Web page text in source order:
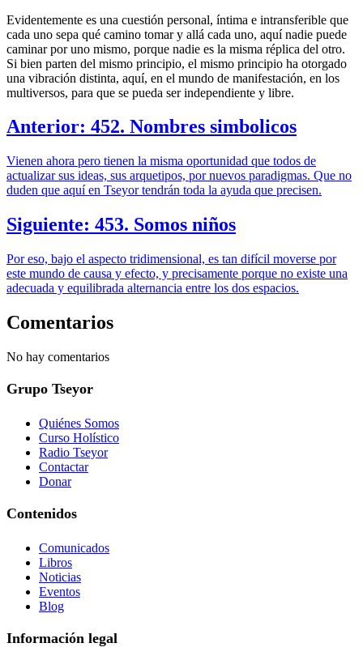
Evidentemente es una cuestión personal, íntima e intransferible que
cada uno sepa qué camino tomar y allá cada uno, aquí nadie puede
caminar por uno mismo, porque nadie es la misma réplica del otro.
Si bien parten del mismo principio, el mismo principio ha otorgado
una vibración distinta, aquí, en el mundo de manifestación, en los
multiversos, para que se pueda ser independiente y libre.
Anterior: 452. Nombres simbolicos
Vienen ahora pero tienen la misma oportunidad que todos de
actualizar sus ideas, sus arquetipos, por nuevos paradigmas. Que no
duden que aquí en Tseyor tendrán toda la ayuda que precisen.
Siguiente: 453. Somos niños
Por eso, bajo el aspecto tridimensional, es tan difícil moverse por
este mundo de causa y efecto, y precisamente porque no existe una
adecuada y equilibrada alternancia entre los dos espacios.
Comentarios
No hay comentarios
Grupo Tseyor
Quiénes Somos
Curso Holístico
Radio Tseyor
Contactar
Donar
Contenidos
Comunicados
Libros
Noticias
Eventos
Blog
Información legal